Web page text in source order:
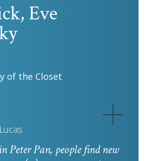
Eve
of the Closet
Peter Pan, people find new